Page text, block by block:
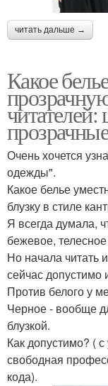
читать дальше →
Какое
читателей:
Очень хочется
одежды".
Какое белье
блузку в стиле
Я всегда думала,
бежевое,
Но начала читать
сейчас допустимо
Против белого у
Черное - вообще
блузкой.
Как допустимо? (
свободная
кода).